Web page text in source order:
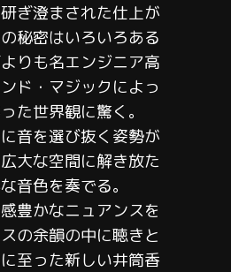
ぎ澄まされた仕上が
秘密はいろいろある
りも名エンジニア高
ド・マジックによっ
た世界観に驚く。
音を選び抜く姿勢が
大な空間に解き放た
音色を奏でる。
豊かなニュアンスを
の余韻の中に聴きと
至った新しい井筒香